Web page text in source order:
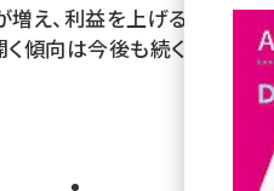
増え、利益を上げる店舗と
傾向は今後も続くと指摘